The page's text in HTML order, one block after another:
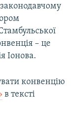
– це
Іонова.
конвенцію
в тексті